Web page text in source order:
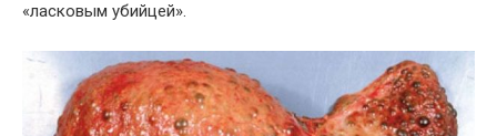
«ласковым убийцей».